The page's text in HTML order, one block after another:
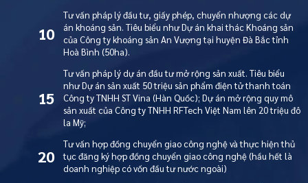
10
Tư vấn pháp lý đầu tư, giấy phép, chuyển nhượng các dự
án khoáng sản. Tiêu biểu như Dự án khai thác Khoáng sản
của Công ty khoáng sản An Vượng tại huyện Đà Bắc tỉnh
Hoà Bình (50ha).
15
Tư vấn pháp lý dự án đầu tư mở rộng sản xuất. Tiêu biểu
như Dự án sản xuất 50 triệu sản phẩm điện tử thanh toán
Công ty TNHH ST Vina (Hàn Quốc); Dự án mở rộng quy mô
sản xuất của Công ty TNHH RFTech Việt Nam lên 20 triệu đô
la Mỹ;
20
Tư vấn hợp đồng chuyển giao công nghệ và thực hiện thủ
tục đăng ký hợp đồng chuyển giao công nghệ (hầu hết là
doanh nghiệp có vốn đầu tư nước ngoài)